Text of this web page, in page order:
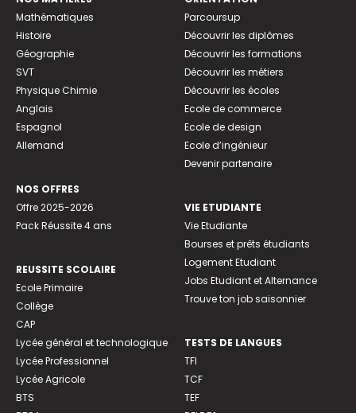
Mathématiques
Histoire
Géographie
SVT
Physique Chimie
Anglais
Espagnol
Allemand
NOS OFFRES
Offre 2025-2026
Pack Réussite 4 ans
REUSSITE SCOLAIRE
Ecole Primaire
Collège
CAP
Lycée général et technologique
Lycée Professionnel
Lycée Agricole
BTS
Parcoursup
Découvrir les diplômes
Découvrir les formations
Découvrir les métiers
Découvrir les écoles
Ecole de commerce
Ecole de design
Ecole d’ingénieur
Devenir partenaire
VIE ETUDIANTE
Vie Etudiante
Bourses et prêts étudiants
Logement Etudiant
Jobs Etudiant et Alternance
Trouve ton job saisonnier
TESTS DE LANGUES
TFI
TCF
TEF